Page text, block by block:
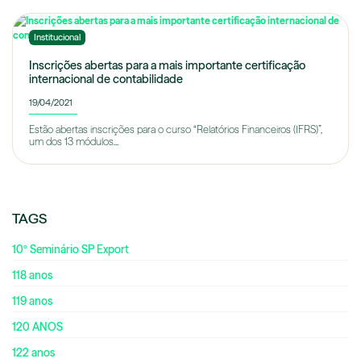
Institucional
Inscrições abertas para a mais importante certificação
internacional de contabilidade
19/04/2021
Estão abertas inscrições para o curso “Relatórios Financeiros (IFRS)”,
um dos 13 módulos...
TAGS
10º Seminário SP Export
118 anos
119 anos
120 ANOS
122 anos